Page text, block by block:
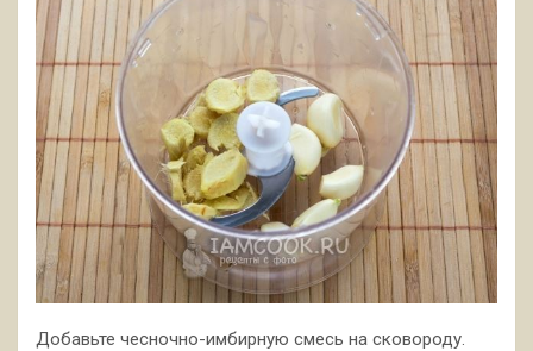
Добавьте чесночно-имбирную смесь на сковороду.